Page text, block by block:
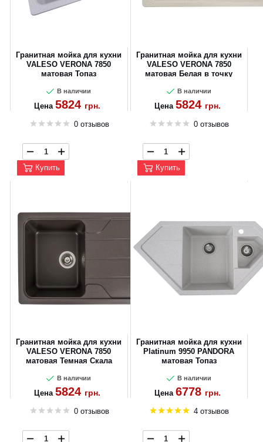
Гранитная мойка для кухни
VALESO VERONA 7850
матовая Топаз
В наличии
Цена 5824 грн.
0 отзывов
Купить
Гранитная мойка для кухни
VALESO VERONA 7850
матовая Белая в точку
В наличии
Цена 5824 грн.
0 отзывов
Купить
Гранитная мойка для кухни
VALESO VERONA 7850
матовая Темная Скала
В наличии
Цена 5824 грн.
0 отзывов
Гранитная мойка для кухни
Platinum 9950 PANDORA
матовая Топаз
В наличии
Цена 6778 грн.
4 отзывов